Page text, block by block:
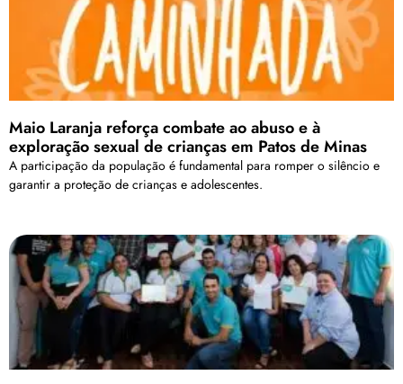
Maio Laranja reforça combate ao abuso e à
exploração sexual de crianças em Patos de Minas
A participação da população é fundamental para romper o silêncio e
garantir a proteção de crianças e adolescentes.